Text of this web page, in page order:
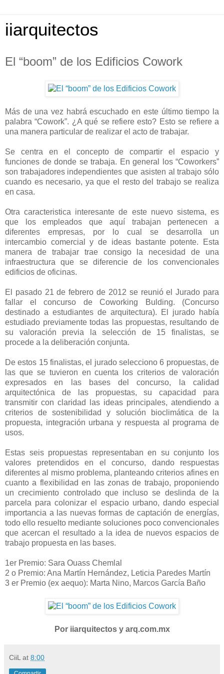
iiarquitectos
El “boom” de los Edificios Cowork
Más de una vez habrá escuchado en este último tiempo la
palabra “Cowork”. ¿A qué se refiere esto? Esto se refiere a
una manera particular de realizar el acto de trabajar.
Se centra en el concepto de compartir el espacio y
funciones de donde se trabaja. En general los “Coworkers”
son trabajadores independientes que asisten al trabajo sólo
cuando es necesario, ya que el resto del trabajo se realiza
en casa.
Otra caracteristica interesante de este nuevo sistema, es
que los empleados que aquí trabajan pertenecen a
diferentes empresas, por lo cual se desarrolla un
intercambio comercial y de ideas bastante potente. Esta
manera de trabajar trae consigo la necesidad de una
infraestructura que se diferencie de los convencionales
edificios de oficinas.
El pasado 21 de febrero de 2012 se reunió el Jurado para
fallar el concurso de Coworking Bulding. (Concurso
destinado a estudiantes de arquitectura). El jurado había
estudiado previamente todas las propuestas, resultando de
su valoración previa la selección de 15 finalistas, se
procede a la deliberación conjunta.
De estos 15 finalistas, el jurado selecciono 6 propuestas, de
las que se tuvieron en cuenta los criterios de valoración
expresados en las bases del concurso, la calidad
arquitectónica de las propuestas, su capacidad para
transmitir con claridad las ideas principales, atendiendo a
criterios de sostenibilidad y solución bioclimática de la
propuesta, integración urbana y respuesta al programa de
usos.
Estas seis propuestas representaban en su conjunto los
valores pretendidos en el concurso, dando respuestas
diferentes al mismo problema, planteando criterios afines en
cuanto a flexibilidad en las zonas de trabajo, proponiendo
un crecimiento controlado que incluso se deslinda de la
parcela para colonizar el espacio urbano, dando especial
importancia a las nuevas formas de captación de energías,
todo ello resuelto mediante soluciones poco convencionales
que acercan el resultado a la idea de nuevos espacios de
trabajo propuesta en las bases.
1er Premio: Sara Ouass Chemlal
2 o Premio: Ana Martín Hernández, Leticia Paredes Martín
3 er Premio (ex aequo): Marta Nino, Marcos García Baño
Por iiarquitectos y arq.com.mx
CiiL at 8:00